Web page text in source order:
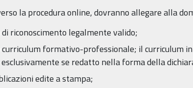
la procedura online, dovranno allegare alla
riconoscimento legalmente valido;
formativo-professionale; il curriculum
se redatto nella forma della
edite a stampa;